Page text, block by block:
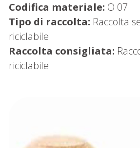
Codifica materiale: O 07
Tipo di raccolta: Raccolta
riciclabile
Raccolta consigliata:
riciclabile